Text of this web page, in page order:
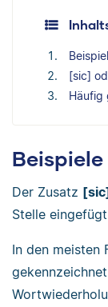
[sic]
Häufig
Der Zusatz
Stelle
In den meisten